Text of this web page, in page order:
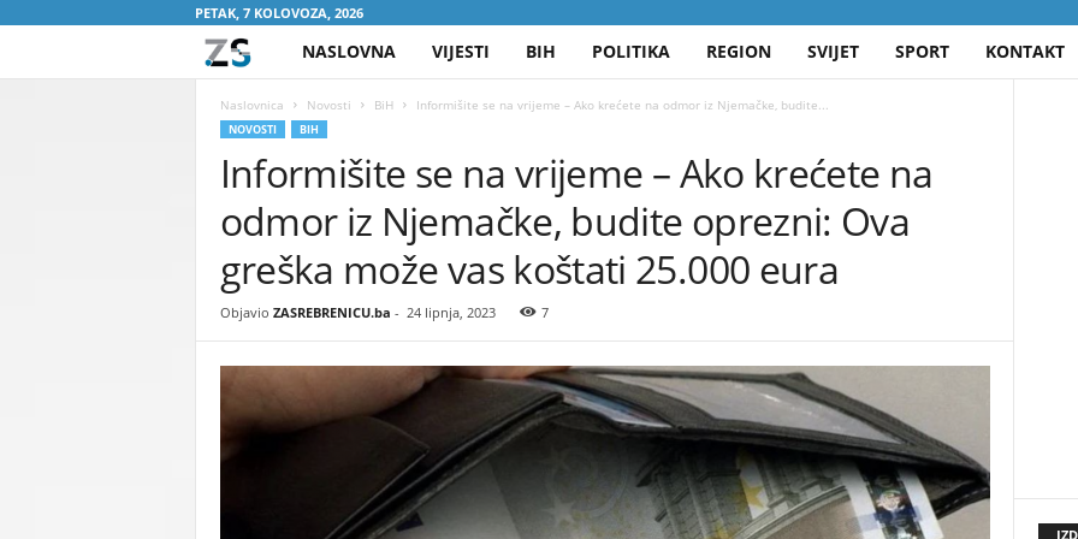
PETAK, 7 KOLOVOZA, 2026
A
E
B
R
E
NASLOVNA VIJESTI BIH POLITIKA REGION SVIJET SPORT KONTAKT
Naslovnica Novosti BiH Informišite se na vrijeme – Ako krećete na odmor iz Njemačke, budite...
NOVOSTI BIH
Informišite se na vrijeme – Ako krećete na
odmor iz Njemačke, budite oprezni: Ova
greška može vas koštati 25.000 eura
Objavio ZASREBRENICU.ba - 24 lipnja, 2023 7